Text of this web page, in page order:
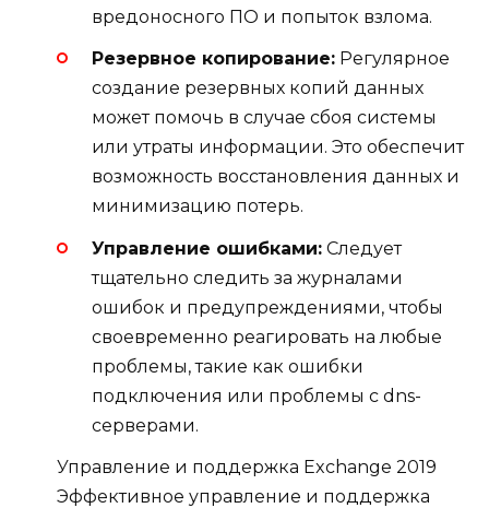
вредоносного ПО и попыток взлома.
Резервное копирование: Регулярное
создание резервных копий данных
может помочь в случае сбоя системы
или утраты информации. Это обеспечит
возможность восстановления данных и
минимизацию потерь.
Управление ошибками: Следует
тщательно следить за журналами
ошибок и предупреждениями, чтобы
своевременно реагировать на любые
проблемы, такие как ошибки
подключения или проблемы с dns-
серверами.
Управление и поддержка Exchange 2019
Эффективное управление и поддержка